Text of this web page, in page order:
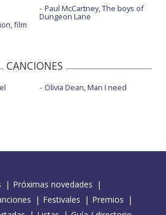
- Abierto hasta las 2
film
Paul McCartney, The boys of
Dungeon Lane
CANCIONES
Olivia Dean, Man I need
Próximas novedades
Festivales
Premios